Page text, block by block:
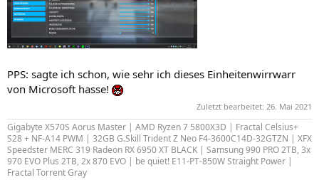
PPS: sagte ich schon, wie sehr ich dieses Einheitenwirrwarr
von Microsoft hasse!
Zuletzt bearbeitet: 26. Mai 2021
Gigabyte X570S Aorus Master | AMD Ryzen 7 5800X3D | Fractal Celsius+
S28 + NF-A14 PWM | 32GB G.Skill Trident Z Neo F4-3600C14D-32GTZN | XFX
Speedster MERC 319 Radeon RX 6950 XT BLACK | Samsung 990 PRO 2TB, 3x
970 EVO Plus 2TB, 2x 870 EVO | be quiet! E11-PT-850W Straight Power |
Fractal Torrent Gray